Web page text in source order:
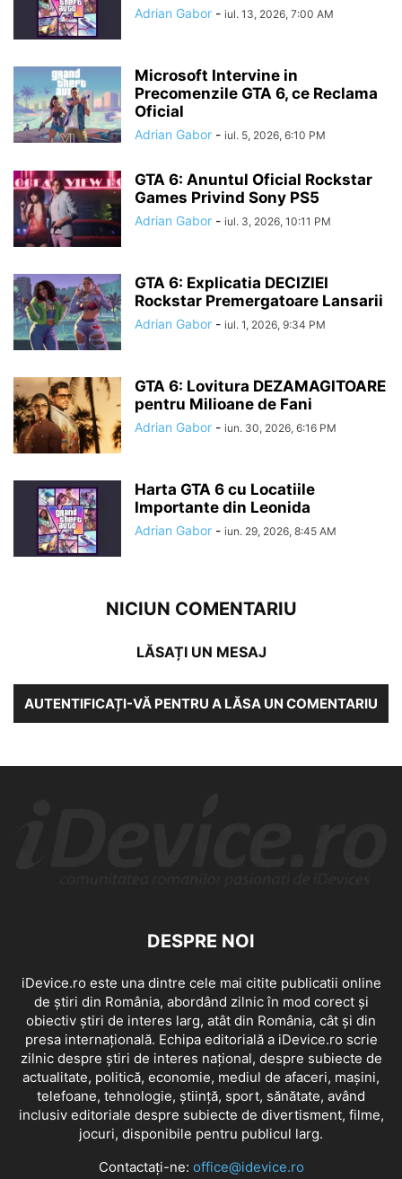
Adrian Gabor - iul. 13, 2026, 7:00 AM
Microsoft Intervine in
Precomenzile GTA 6, ce Reclama
Oficial
Adrian Gabor - iul. 5, 2026, 6:10 PM
GTA 6: Anuntul Oficial Rockstar
Games Privind Sony PS5
Adrian Gabor - iul. 3, 2026, 10:11 PM
GTA 6: Explicatia DECIZIEI
Rockstar Premergatoare Lansarii
Adrian Gabor - iul. 1, 2026, 9:34 PM
GTA 6: Lovitura DEZAMAGITOARE
pentru Milioane de Fani
Adrian Gabor - iun. 30, 2026, 6:16 PM
Harta GTA 6 cu Locatiile
Importante din Leonida
Adrian Gabor - iun. 29, 2026, 8:45 AM
NICIUN COMENTARIU
LĂSAȚI UN MESAJ
AUTENTIFICAȚI-VĂ PENTRU A LĂSA UN COMENTARIU
DESPRE NOI
iDevice.ro este una dintre cele mai citite publicatii online
de știri din România, abordând zilnic în mod corect și
obiectiv știri de interes larg, atât din România, cât și din
presa internațională. Echipa editorială a iDevice.ro scrie
zilnic despre știri de interes național, despre subiecte de
actualitate, politică, economie, mediul de afaceri, mașini,
telefoane, tehnologie, știință, sport, sănătate, având
inclusiv editoriale despre subiecte de divertisment, filme,
jocuri, disponibile pentru publicul larg.
Contactați-ne: office@idevice.ro